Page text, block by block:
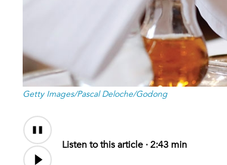
Getty Images/Pascal Deloche/Godong
Audio
Content
Listen to this article ·2:43 min